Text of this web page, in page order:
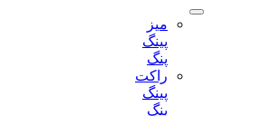
میز
راکت